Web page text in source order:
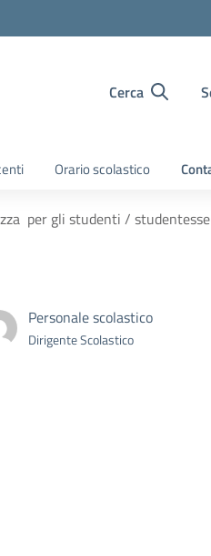
Cerca
Orario scolastico
per gli studenti / studentesse
Personale scolastico
Dirigente Scolastico